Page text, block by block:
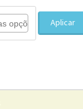
Aplicar